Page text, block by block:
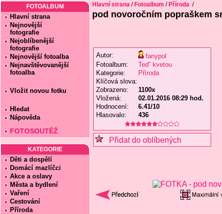
FOTOALBUM
Hlavní strana
Nejnovější
fotografie
Nejoblíbenější
fotografie
Nejnovější fotoalba
Nejnavštěvovanější
fotoalba
Vložit novou fotku
Hledat
Nápověda
FOTOSOUTĚŽ
KATEGORIE
Děti a dospělí
Domácí mazlíčci
Akce a oslavy
Města a bydlení
Vaření
Cestování
Příroda
Hlavní strana / Fotoalbum / Příroda /
pod novoročním popraškem
Autor:
fanypol
Fotoalbum:
Tedˇ kvetou
Kategorie:
Příroda
Klíčová slova:
Zobrazeno:
1100x
Vložená:
02.01.2016 08:29 hod.
Hodnocení:
6.41/10
Hlasovalo:
436
Přidat do oblíbených